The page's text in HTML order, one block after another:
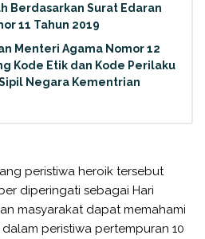
Berdasarkan Surat Edaran
11 Tahun 2019
Menteri Agama Nomor 12
Kode Etik dan Kode Perilaku
Negara Kementrian
peristiwa heroik tersebut
diperingati sebagai Hari
masyarakat dapat memahami
peristiwa pertempuran 10